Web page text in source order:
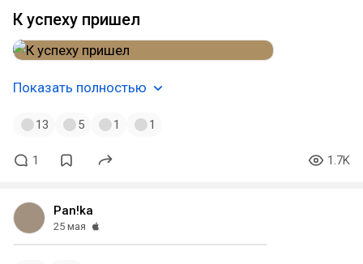
К успеху пришел
Показать полностью
13 5 1 1
1 1.7K
Pan!ka
25 мая